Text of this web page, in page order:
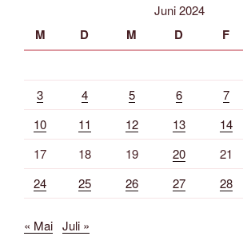
Juni 2024
M D M D F
3
4 5 6 7
10
11 12 13 14
17
18 19 20 21
24
25 26 27 28
« Mai Juli »